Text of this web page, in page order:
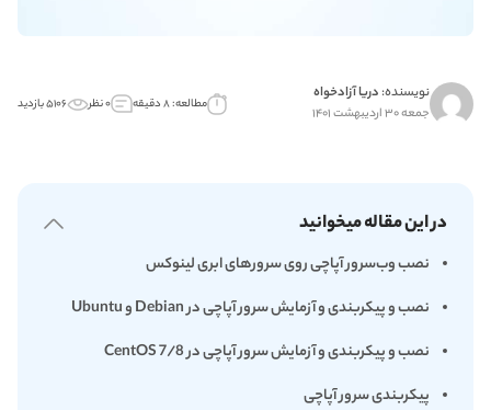
نویسنده: دریا آزادخواه
جمعه ۳۰ اردیبهشت ۱۴۰۱ مطالعه: ۸ دقیقه ۰ نظر ۵۱۰۶ بازدید
در این مقاله میخوانید
نصب وب‌سرور آپاچی روی سرورهای ابری لینوکس
نصب و پیکربندی و آزمایش سرور آپاچی در Debian و Ubuntu
نصب و پیکربندی و آزمایش سرور آپاچی در CentOS 7/8
پیکربندی سرور آپاچی